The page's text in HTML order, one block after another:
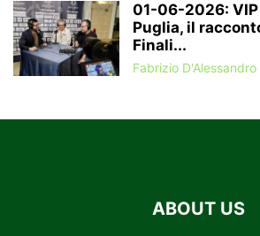
01-06-2026: VIP
Puglia, il
Finali...
Fabrizio D'Alessandro
ABOUT US